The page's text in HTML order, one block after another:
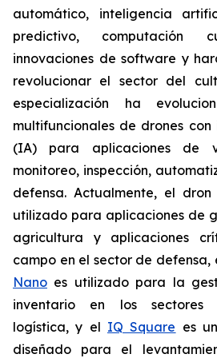
automático, inteligencia
predictivo, computación
innovaciones de software y
revolucionar el sector del
especialización ha
multifuncionales de drones
(IA) para aplicaciones de
monitoreo, inspección,
defensa. Actualmente, el dron
utilizado para aplicaciones de
agricultura y aplicaciones
campo en el sector de defensa,
Nano es utilizado para la
inventario en los sectores
logística, y el IQ Square es
diseñado para el